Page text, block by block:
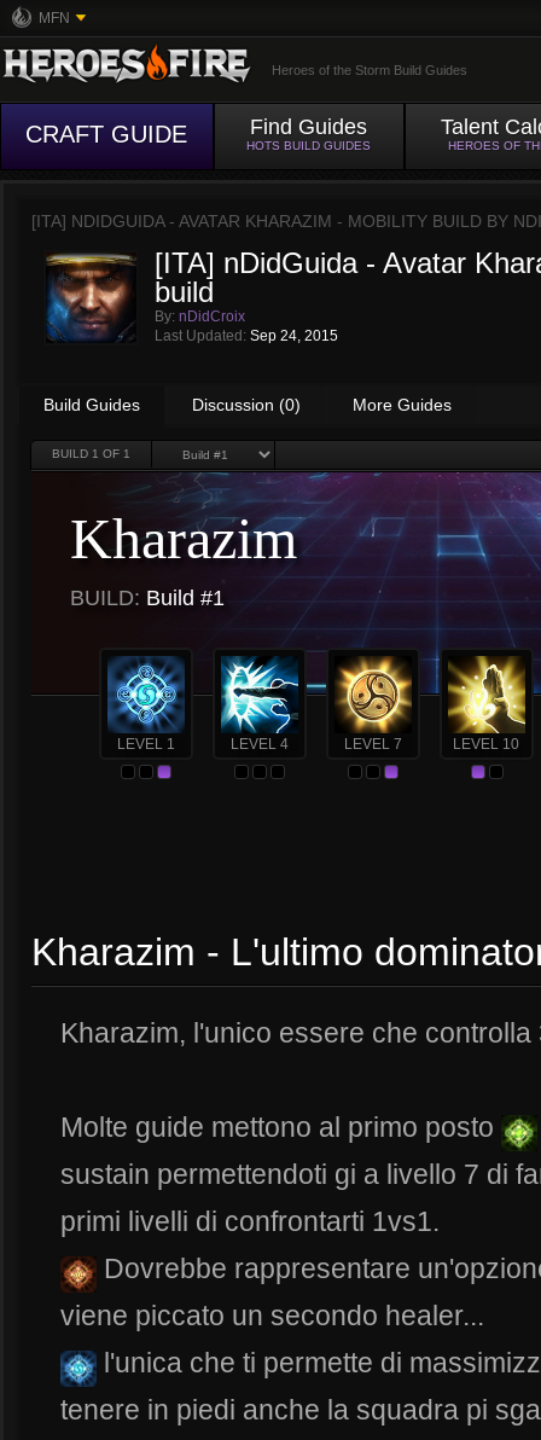
MFN
Heroes of the Storm Build Guides
CRAFT GUIDE Find Guides
HOTS BUILD GUIDES
Talent
HEROES OF
[ITA] NDIDGUIDA - AVATAR KHARAZIM - MOBILITY BUILD BY
[ITA] nDidGuida - Avatar
build
By: nDidCroix
Last Updated: Sep 24, 2015
Build Guides Discussion (0) More Guides
BUILD 1 OF 1
Kharazim
BUILD: Build #1
LEVEL 1 LEVEL 4 LEVEL 7 LEVEL 10
Kharazim - L'ultimo
Kharazim, l'unico essere che
Molte guide mettono al primo posto
sustain permettendoti gi a livello 7 di
primi livelli di confrontarti 1vs1.
Dovrebbe rappresentare
viene piccato un secondo healer...
l'unica che ti permette di
tenere in piedi anche la squadra pi